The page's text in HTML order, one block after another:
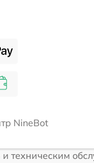
NineBot
техническим